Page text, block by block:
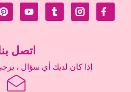
اتصل
إذا كان لديك أي سؤال ،